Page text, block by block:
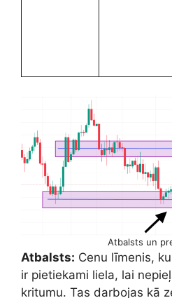
Atbalsts un
Atbalsts: Cenu līmenis,
ir pietiekami liela, lai
kritumu. Tas darbojas kā